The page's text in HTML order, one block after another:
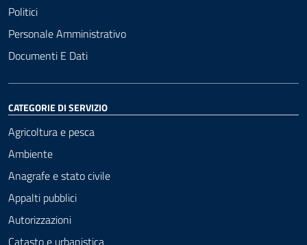
Politici
Personale Amministrativo
Documenti E Dati
CATEGORIE DI SERVIZIO
Agricoltura e pesca
Ambiente
Anagrafe e stato civile
Appalti pubblici
Autorizzazioni
Catasto e urbanistica